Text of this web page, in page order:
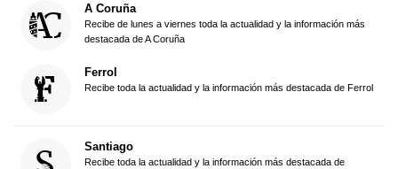
A Coruña
Recibe de lunes a viernes toda la actualidad y la información más
destacada de A Coruña
Ferrol
Recibe toda la actualidad y la información más destacada de Ferrol
Santiago
Recibe toda la actualidad y la información más destacada de